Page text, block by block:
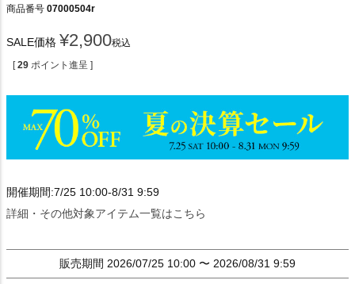
商品番号 07000504r
SALE価格 ¥2,900税込
[ 29 ポイント進呈 ]
開催期間:7/25 10:00-8/31 9:59
詳細・その他対象アイテム一覧はこちら
販売期間 2026/07/25 10:00 〜 2026/08/31 9:59